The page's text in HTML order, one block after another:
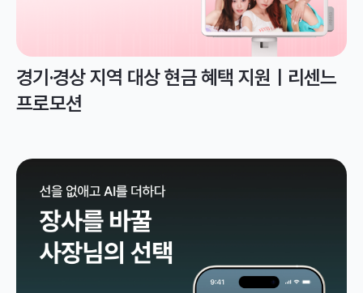
경기·경상 지역 대상 현금 혜택 지원ㅣ리센느
프로모션